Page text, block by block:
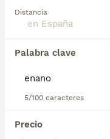
Distancia
Palabra clave
5/100 caracteres
Precio
resistente y al mismo
versátiles del mundo.
Colliepara obtener
Si deseas